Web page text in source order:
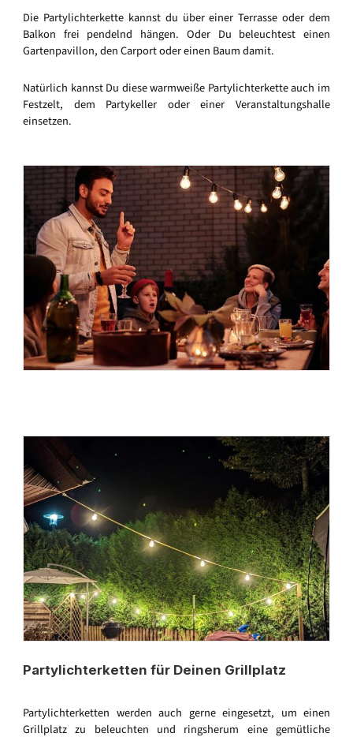
Die Partylichterkette kannst du über einer Terrasse oder dem
Balkon frei pendelnd hängen. Oder Du beleuchtest einen
Gartenpavillon, den Carport oder einen Baum damit.
Natürlich kannst Du diese warmweiße Partylichterkette auch im
Festzelt, dem Partykeller oder einer Veranstaltungshalle
einsetzen.
Partylichterketten für Deinen Grillplatz
Partylichterketten werden auch gerne eingesetzt, um einen
Grillplatz zu beleuchten und ringsherum eine gemütliche